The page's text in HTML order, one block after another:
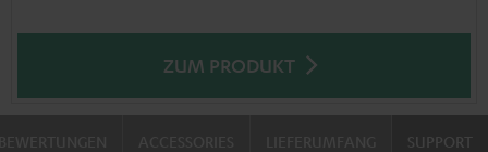
ZUM PRODUKT
SUPPORT